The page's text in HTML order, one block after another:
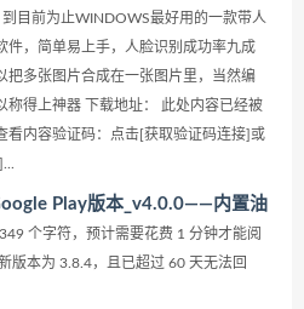
到目前为止WINDOWS最好用的一款带人
件，简单易上手，人脸识别成功率九成
把多张图片合成在一张图片里，当然编
称得上神器 下载地址： 此处内容已经被
看内容验证码：点击[获取验证码连接]或
Play版本_v4.0.0——内置油
个字符，预计需要花费 1 分钟才能阅
版本为 3.8.4，且已超过 60 天无法回